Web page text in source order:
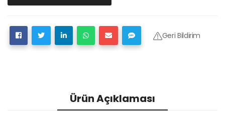
Geri Bildirim
Ürün Açıklaması